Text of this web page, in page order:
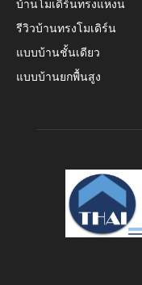
บ้านโมเดิร์นทรงแหงน
รีวิวบ้านทรงโมเดิร์น
แบบบ้านชั้นเดียว
แบบบ้านยกพื้นสูง